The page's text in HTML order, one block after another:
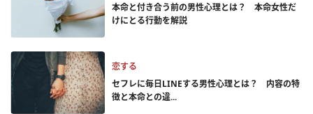
本命と付き合う前の男性心理とは？ 本命女性だ
けにとる行動を解説
恋する
セフレに毎日LINEする男性心理とは？ 内容の特
徴と本命との違...